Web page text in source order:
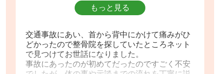
も軽くなりました。
先生方はもちろん、受付の方の気遣いも大変よ
ありがとうございました。
もっと見る
交通事故にあい、首から背中にかけて痛みがひ
どかったので整骨院を探していたところネット
で見つけてお世話になりました。
事故にあったのが初めてだったのですごく不安